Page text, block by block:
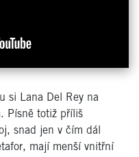
si Lana Del Rey na
Písně totiž příliš
snad jen v čím dál
mají menší vnitřní